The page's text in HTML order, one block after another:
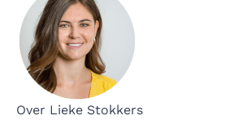
Over Lieke Stokkers